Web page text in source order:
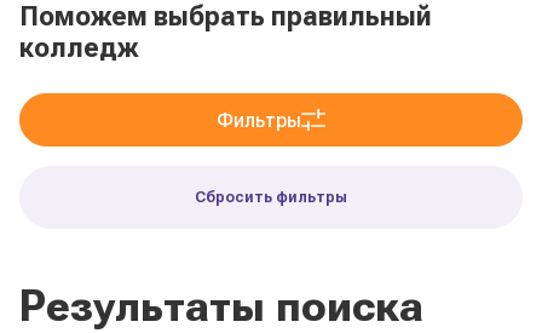
Поможем выбрать правильный
колледж
Фильтры
Сбросить фильтры
Результаты поиска